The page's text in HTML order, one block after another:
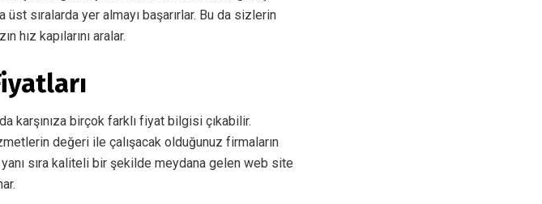
sıralarda yer almayı başarırlar. Bu da sizlerin
hız kapılarını aralar.
karşınıza birçok farklı fiyat bilgisi çıkabilir.
değeri ile çalışacak olduğunuz firmaların
sıra kaliteli bir şekilde meydana gelen web site